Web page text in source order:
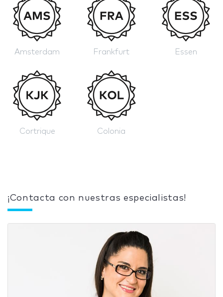
Amsterdam Frankfurt Essen
Cortrique Colonia
¡Contacta con nuestras especialistas!